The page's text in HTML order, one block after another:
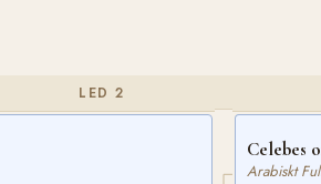
LED 2
Celebes
Arabiskt